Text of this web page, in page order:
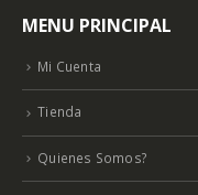
MENU PRINCIPAL
Mi Cuenta
Tienda
Quienes Somos?